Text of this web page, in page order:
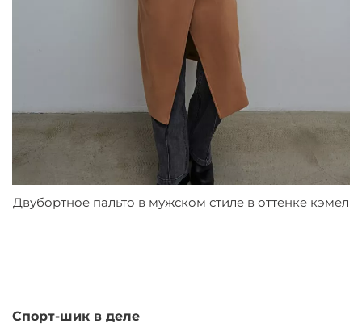
Двубортное пальто в мужском стиле в оттенке кэмел
Спорт-шик в деле